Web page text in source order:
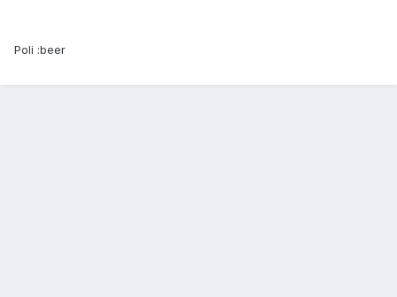
Poli :beer